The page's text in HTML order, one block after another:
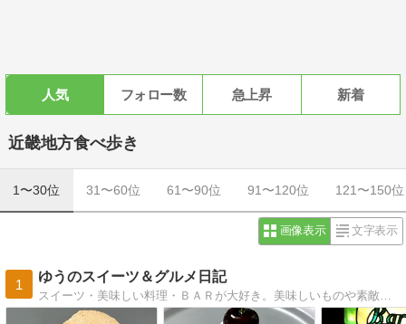
人気 フォロー数 急上昇 新着
近畿地方食べ歩き
1〜30位 31〜60位 61〜90位 91〜120位 121〜150位
画像表示 文字表示
1
ゆうのスイーツ＆グルメ日記